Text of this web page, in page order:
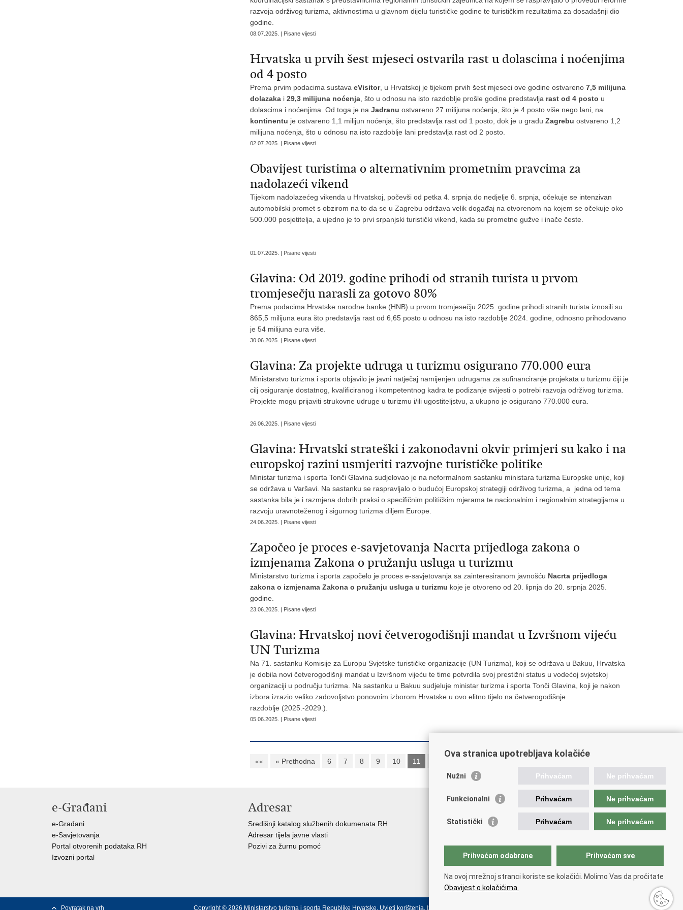
razvoja održivog turizma, aktivnostima u glavnom dijelu turističke godine te turističkim rezultatima za dosadašnji dio
godine.
08.07.2025. | Pisane vijesti
Hrvatska u prvih šest mjeseci ostvarila rast u dolascima i noćenjima
od 4 posto
Prema prvim podacima sustava eVisitor, u Hrvatskoj je tijekom prvih šest mjeseci ove godine ostvareno 7,5 milijuna
dolazaka i 29,3 milijuna noćenja , što u odnosu na isto razdoblje prošle godine predstavlja rast od 4 posto u
dolascima i noćenjima. Od toga je na Jadranu ostvareno 27 milijuna noćenja, što je 4 posto više nego lani, na
kontinentu je ostvareno 1,1 milijun noćenja, što predstavlja rast od 1 posto, dok je u gradu Zagrebu ostvareno 1,2
milijuna noćenja, što u odnosu na isto razdoblje lani predstavlja rast od 2 posto.
02.07.2025. | Pisane vijesti
Obavijest turistima o alternativnim prometnim pravcima za
nadolazeći vikend
Tijekom nadolazećeg vikenda u Hrvatskoj, počevši od petka 4. srpnja do nedjelje 6. srpnja, očekuje se intenzivan
automobilski promet s obzirom na to da se u Zagrebu održava velik događaj na otvorenom na kojem se očekuje oko
500.000 posjetitelja, a ujedno je to prvi srpanjski turistički vikend, kada su prometne gužve i inače česte.
01.07.2025. | Pisane vijesti
Glavina: Od 2019. godine prihodi od stranih turista u prvom
tromjesečju narasli za gotovo 80%
Prema podacima Hrvatske narodne banke (HNB) u prvom tromjesečju 2025. godine prihodi stranih turista iznosili su
865,5 milijuna eura što predstavlja rast od 6,65 posto u odnosu na isto razdoblje 2024. godine, odnosno prihodovano
je 54 milijuna eura više.
30.06.2025. | Pisane vijesti
Glavina: Za projekte udruga u turizmu osigurano 770.000 eura
Ministarstvo turizma i sporta objavilo je javni natječaj namijenjen udrugama za sufinanciranje projekata u turizmu čiji je
cilj osiguranje dostatnog, kvalificiranog i kompetentnog kadra te podizanje svijesti o potrebi razvoja održivog turizma.
Projekte mogu prijaviti strukovne udruge u turizmu i/ili ugostiteljstvu, a ukupno je osigurano 770.000 eura.
26.06.2025. | Pisane vijesti
Glavina: Hrvatski strateški i zakonodavni okvir primjeri su kako i na
europskoj razini usmjeriti razvojne turističke politike
Ministar turizma i sporta Tonči Glavina sudjelovao je na neformalnom sastanku ministara turizma Europske unije, koji
se održava u Varšavi. Na sastanku se raspravljalo o budućoj Europskoj strategiji održivog turizma, a jedna od tema
sastanka bila je i razmjena dobrih praksi o specifičnim političkim mjerama te nacionalnim i regionalnim strategijama u
razvoju uravnoteženog i sigurnog turizma diljem Europe.
24.06.2025. | Pisane vijesti
Započeo je proces e-savjetovanja Nacrta prijedloga zakona o
izmjenama Zakona o pružanju usluga u turizmu
Ministarstvo turizma i sporta započelo je proces e-savjetovanja sa zainteresiranom javnošću Nacrta prijedloga
zakona o izmjenama Zakona o pružanju usluga u turizmu koje je otvoreno od 20. lipnja do 20. srpnja 2025.
godine.
23.06.2025. | Pisane vijesti
Glavina: Hrvatskoj novi četverogodišnji mandat u Izvršnom vijeću
UN Turizma
Na 71. sastanku Komisije za Europu Svjetske turističke organizacije (UN Turizma), koji se održava u Bakuu, Hrvatska
je dobila novi četverogodišnji mandat u Izvršnom vijeću te time potvrdila svoj prestižni status u vodećoj svjetskoj
organizaciji u području turizma. Na sastanku u Bakuu sudjeluje ministar turizma i sporta Tonči Glavina, koji je nakon
izbora izrazio veliko zadovoljstvo ponovnim izborom Hrvatske u ovo elitno tijelo na četverogodišnje
razdoblje (2025.-2029.).
05.06.2025. | Pisane vijesti
«« « Prethodna 6 7 8 9 10 11 Sljedeća »
e-Građani
e-Građani
e-Savjetovanja
Portal otvorenih podataka RH
Izvozni portal
Adresar
Središnji katalog službenih dokumenata RH
Adresar tijela javne vlasti
Pozivi za žurnu pomoć
Korisne poveznice
Vlada RH
Predsjednik RH
Pučka pravobraniteljica
Pravobraniteljica za ravnopravnost spolova
Povjerenik za informiranje
Povratak na vrh Copyright © 2026 Ministarstvo turizma i sporta Republike Hrvatske. Uvjeti korištenja. Izjava o pristupačnosti
Ova stranica upotrebljava kolačiće
Nužni Prihvaćam Ne prihvaćam
Funkcionalni Prihvaćam Ne prihvaćam
Statistički Prihvaćam Ne prihvaćam
Prihvaćam odabrane Prihvaćam sve
Na ovoj mrežnoj stranci koriste se kolačići. Molimo Vas da pročitate
Obavijest o kolačićima.